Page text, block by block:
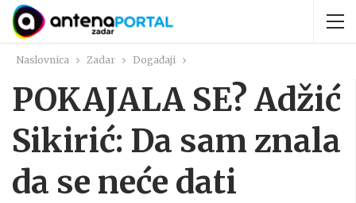
Naslovnica Zadar Događaji
POKAJALA SE? Adžić
Sikirić: Da sam znala
da se neće dati